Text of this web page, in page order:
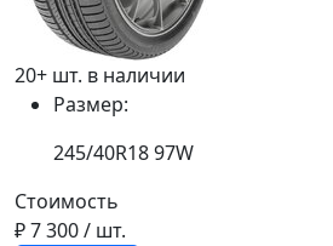
20+ шт. в наличии
Размер:
245/40R18 97W
Стоимость
₽ 7 300/ шт.